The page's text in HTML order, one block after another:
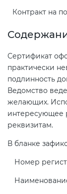
Контракт на
Сертификат
практически
подлинность
Ведомство
желающих.
интересующее
реквизитам.
В бланке
Номер